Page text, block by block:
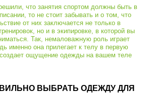
что занятия спортом должны быть в
то не стоит забывать и о том, что
от них заключается не только в
но и в экипировке, в которой вы
Так, немаловажную роль играет
именно она прилегает к телу в первую
ощущение одежды на вашем теле
ВЫБРАТЬ ОДЕЖДУ ДЛЯ